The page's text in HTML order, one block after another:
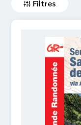
Filtres